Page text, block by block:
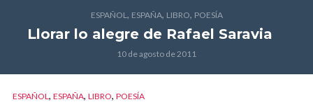
ESPAÑOL, ESPAÑA, LIBRO, POESÍA
Llorar lo alegrede Rafael Saravia
10 de agosto de 2011
ESPAÑOL, ESPAÑA, LIBRO, POESÍA